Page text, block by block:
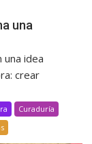
una
una idea
crear
Curaduría